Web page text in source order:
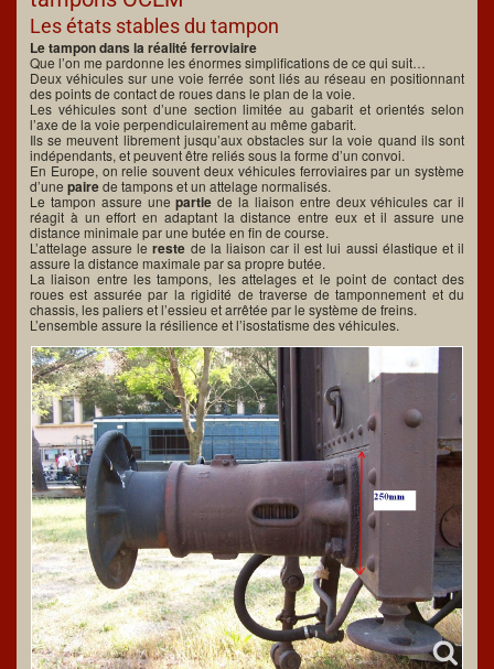
Les états stables du tampon
Le tampon dans la réalité ferroviaire
Que l’on me pardonne les énormes simplifications de ce qui suit…
Deux véhicules sur une voie ferrée sont liés au réseau en positionnant
des points de contact de roues dans le plan de la voie.
Les véhicules sont d’une section limitée au gabarit et orientés selon
l’axe de la voie perpendiculairement au même gabarit.
Ils se meuvent librement jusqu’aux obstacles sur la voie quand ils sont
indépendants, et peuvent être reliés sous la forme d’un convoi.
En Europe, on relie souvent deux véhicules ferroviaires par un système
d’une pairede tampons et un attelage normalisés.
Le tampon assure unepartie de la liaison entre deux véhicules car il
réagit à un effort en adaptant la distance entre eux et il assure une
distance minimale par une butée en fin de course.
L’attelage assure lereste de la liaison car il est lui aussi élastique et il
assure la distance maximale par sa propre butée.
La liaison entre les tampons, les attelages et le point de contact des
roues est assurée par la rigidité de traverse de tamponnement et du
chassis, les paliers et l’essieu et arrêtée par le système de freins.
L’ensemble assure la résilience et l’isostatisme des véhicules.